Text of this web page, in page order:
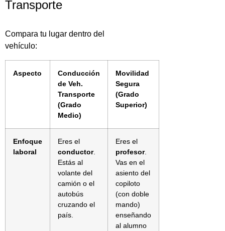
Transporte
Compara tu lugar dentro del
vehículo:
Aspecto
Conducción
de Veh.
Transporte
(Grado
Medio)
Movilidad
Segura
(Grado
Superior)
Enfoque
laboral
Eres el
conductor.
Estás al
volante del
camión o el
autobús
cruzando el
país.
Eres el
profesor.
Vas en el
asiento del
copiloto
(con doble
mando)
enseñando
al alumno